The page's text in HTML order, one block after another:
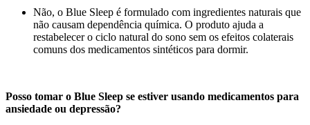
Não, o Blue Sleep é formulado com ingredientes naturais que
não causam dependência química. O produto ajuda a
restabelecer o ciclo natural do sono sem os efeitos colaterais
comuns dos medicamentos sintéticos para dormir.
Posso tomar o Blue Sleep se estiver usando medicamentos para
ansiedade ou depressão?